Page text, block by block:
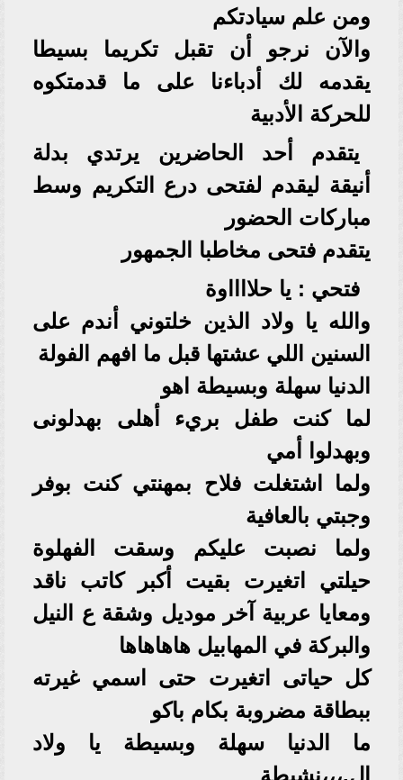
ومن علم سيادتكم
والآن نرجو أن تقبل تكريما بسيطا
يقدمه لك أدباءنا على ما قدمتكوه
للحركة الأدبية
يتقدم أحد الحاضرين يرتدي بدلة
أنيقة ليقدم لفتحى درع التكريم وسط
مباركات الحضور
يتقدم فتحى مخاطبا الجمهور
فتحي : يا حلااااوة
والله يا ولاد الذين خلتوني أندم على
السنين اللي عشتها قبل ما افهم الفولة
الدنيا سهلة وبسيطة اهو
لما كنت طفل بريء أهلى بهدلونى
وبهدلوا أمي
ولما اشتغلت فلاح بمهنتي كنت بوفر
وجبتي بالعافية
ولما نصبت عليكم وسقت الفهلوة
حيلتي اتغيرت بقيت أكبر كاتب ناقد
ومعايا عربية آخر موديل وشقة ع النيل
والبركة في المهابيل هاهاهاها
كل حياتى اتغيرت حتى اسمي غيرته
ببطاقة مضروبة بكام باكو
ما الدنيا سهلة وبسيطة يا ولاد